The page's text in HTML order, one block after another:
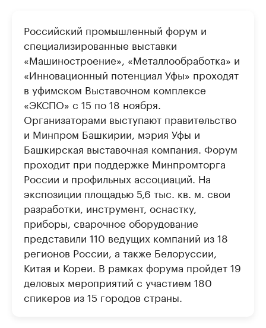
Российский промышленный форум и
специализированные выставки
«Машиностроение», «Металлообработка» и
«Инновационный потенциал Уфы» проходят
в уфимском Выставочном комплексе
«ЭКСПО» с 15 по 18 ноября.
Организаторами выступают правительство
и Минпром Башкирии, мэрия Уфы и
Башкирская выставочная компания. Форум
проходит при поддержке Минпромторга
России и профильных ассоциаций. На
экспозиции площадью 5,6 тыс. кв. м. свои
разработки, инструмент, оснастку,
приборы, сварочное оборудование
представили 110 ведущих компаний из 18
регионов России, а также Белоруссии,
Китая и Кореи. В рамках форума пройдет 19
деловых мероприятий с участием 180
спикеров из 15 городов страны.